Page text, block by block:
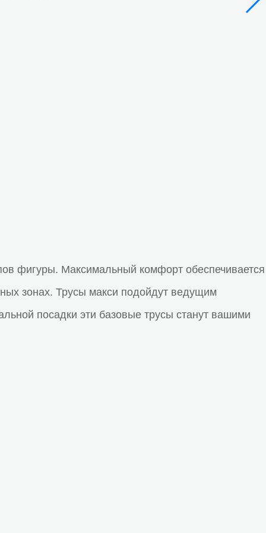
фигуры. Максимальный комфорт обеспечивается
зонах. Трусы макси подойдут ведущим
посадки эти базовые трусы станут вашими